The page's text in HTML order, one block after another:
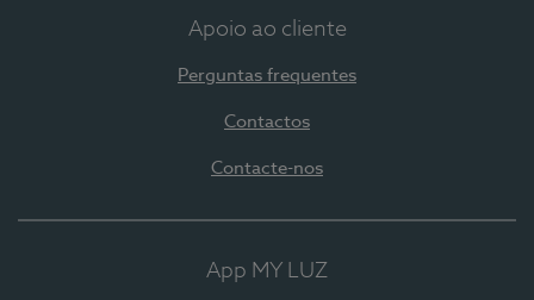
Apoio ao cliente
Perguntas frequentes
Contactos
Contacte-nos
App MY LUZ